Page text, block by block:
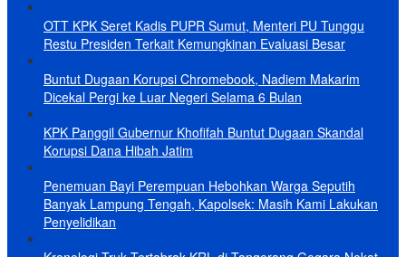
OTT KPK Seret Kadis PUPR Sumut, Menteri PU Tunggu
Restu Presiden Terkait Kemungkinan Evaluasi Besar
Buntut Dugaan Korupsi Chromebook, Nadiem Makarim
Dicekal Pergi ke Luar Negeri Selama 6 Bulan
KPK Panggil Gubernur Khofifah Buntut Dugaan Skandal
Korupsi Dana Hibah Jatim
Penemuan Bayi Perempuan Hebohkan Warga Seputih
Banyak Lampung Tengah, Kapolsek: Masih Kami Lakukan
Penyelidikan